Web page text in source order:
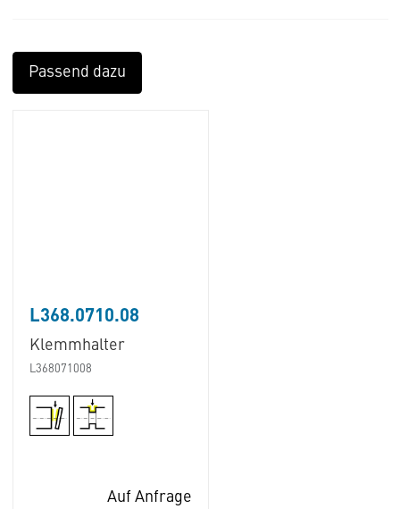
Passend dazu
L368.0710.08
Klemmhalter
L368071008
Auf Anfrage